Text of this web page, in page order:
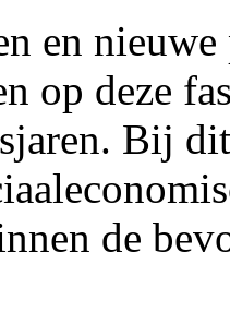
en
op deze
Bij
de